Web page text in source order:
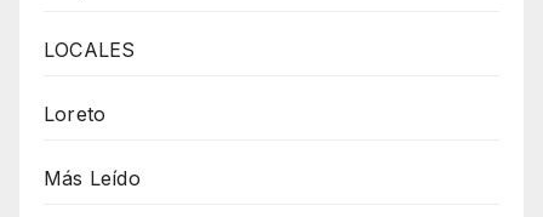
LOCALES
Loreto
Más Leído